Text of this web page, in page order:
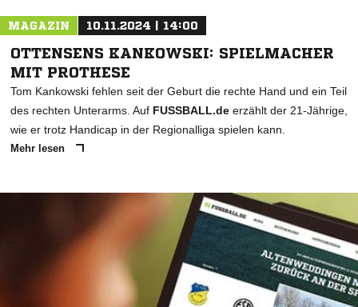
MAGAZIN 10.11.2024 | 14:00
OTTENSENS KANKOWSKI: SPIELMACHER
MIT PROTHESE
Tom Kankowski fehlen seit der Geburt die rechte Hand und ein Teil
des rechten Unterarms. Auf FUSSBALL.de erzählt der 21-Jährige,
wie er trotz Handicap in der Regionalliga spielen kann.
Mehr lesen